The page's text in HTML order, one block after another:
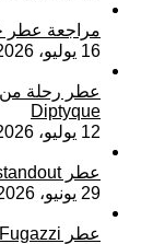
مراجعة عطر
16 يوليو، 2026
Diptyque
12 يوليو، 2026
عطر Fugazzi by Borntostandout من فوجازي
29 يونيو، 2026